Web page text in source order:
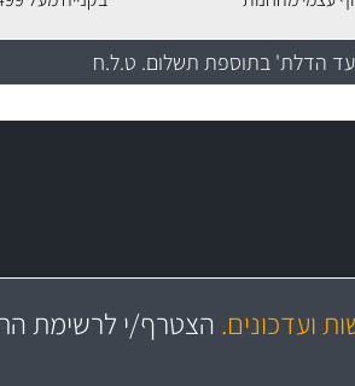
הדלת' בתוספת תשלום. ט.ל.ח
מקצועיות
ושירות מצויין ועדכונים. הצטרף/י לרשימת